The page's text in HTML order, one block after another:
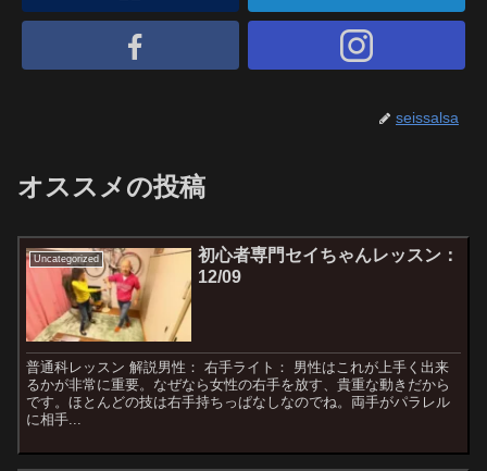
seissalsa
オススメの投稿
Uncategorized
初心者専門セイちゃんレッスン：
12/09
普通科レッスン 解説男性： 右手ライト： 男性はこれが上手く出来
るかが非常に重要。なぜなら女性の右手を放す、貴重な動きだから
です。ほとんどの技は右手持ちっぱなしなのでね。両手がパラレル
に相手...